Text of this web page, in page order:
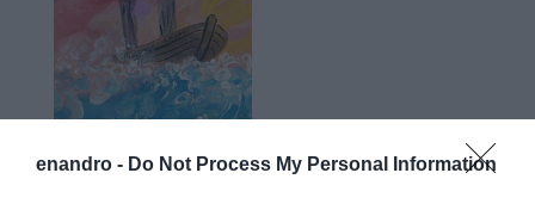
enandro - Do Not Process My Personal Information